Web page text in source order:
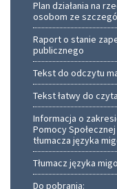
Plan działania na
osobom ze
Raport o stanie
publicznego
Tekst do odczytu
Tekst łatwy do
Informacja o
Pomocy
tłumacza języka
Tłumacz języka
Do pobrania: